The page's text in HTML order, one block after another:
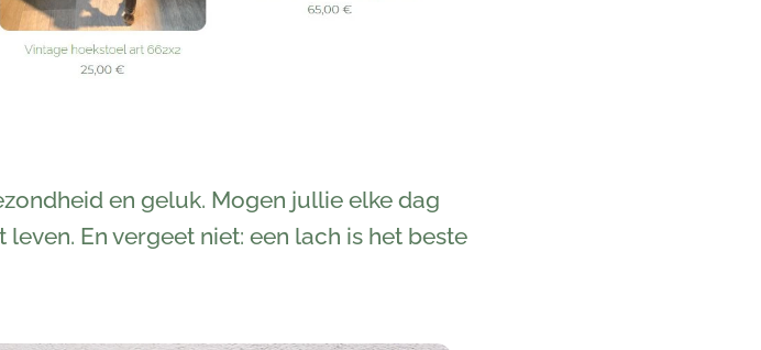
en geluk. Mogen jullie elke dag
En vergeet niet: een lach is het beste